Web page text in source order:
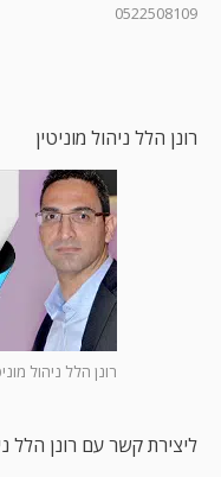
0522508109
רונן הלל ניהול מוניטין
רונן הלל ניהול
ליצירת קשר עם רונן הלל